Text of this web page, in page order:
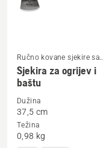
Pogledajte
više
detalja
Sjekira
za
Ručno kovane sjekire sa
drvenom drškom
Sjekira za ogrijev i
baštu
Dužina
37,5 cm
Težina
0,98 kg